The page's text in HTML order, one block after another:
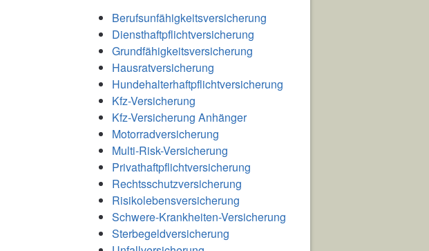
Berufsunfähigkeitsversicherung
Diensthaftpflichtversicherung
Grundfähigkeitsversicherung
Hausratversicherung
Hundehalterhaftpflichtversicherung
Kfz-Versicherung
Kfz-Versicherung Anhänger
Motorradversicherung
Multi-Risk-Versicherung
Privathaftpflichtversicherung
Rechtsschutzversicherung
Risikolebensversicherung
Schwere-Krankheiten-Versicherung
Sterbegeldversicherung